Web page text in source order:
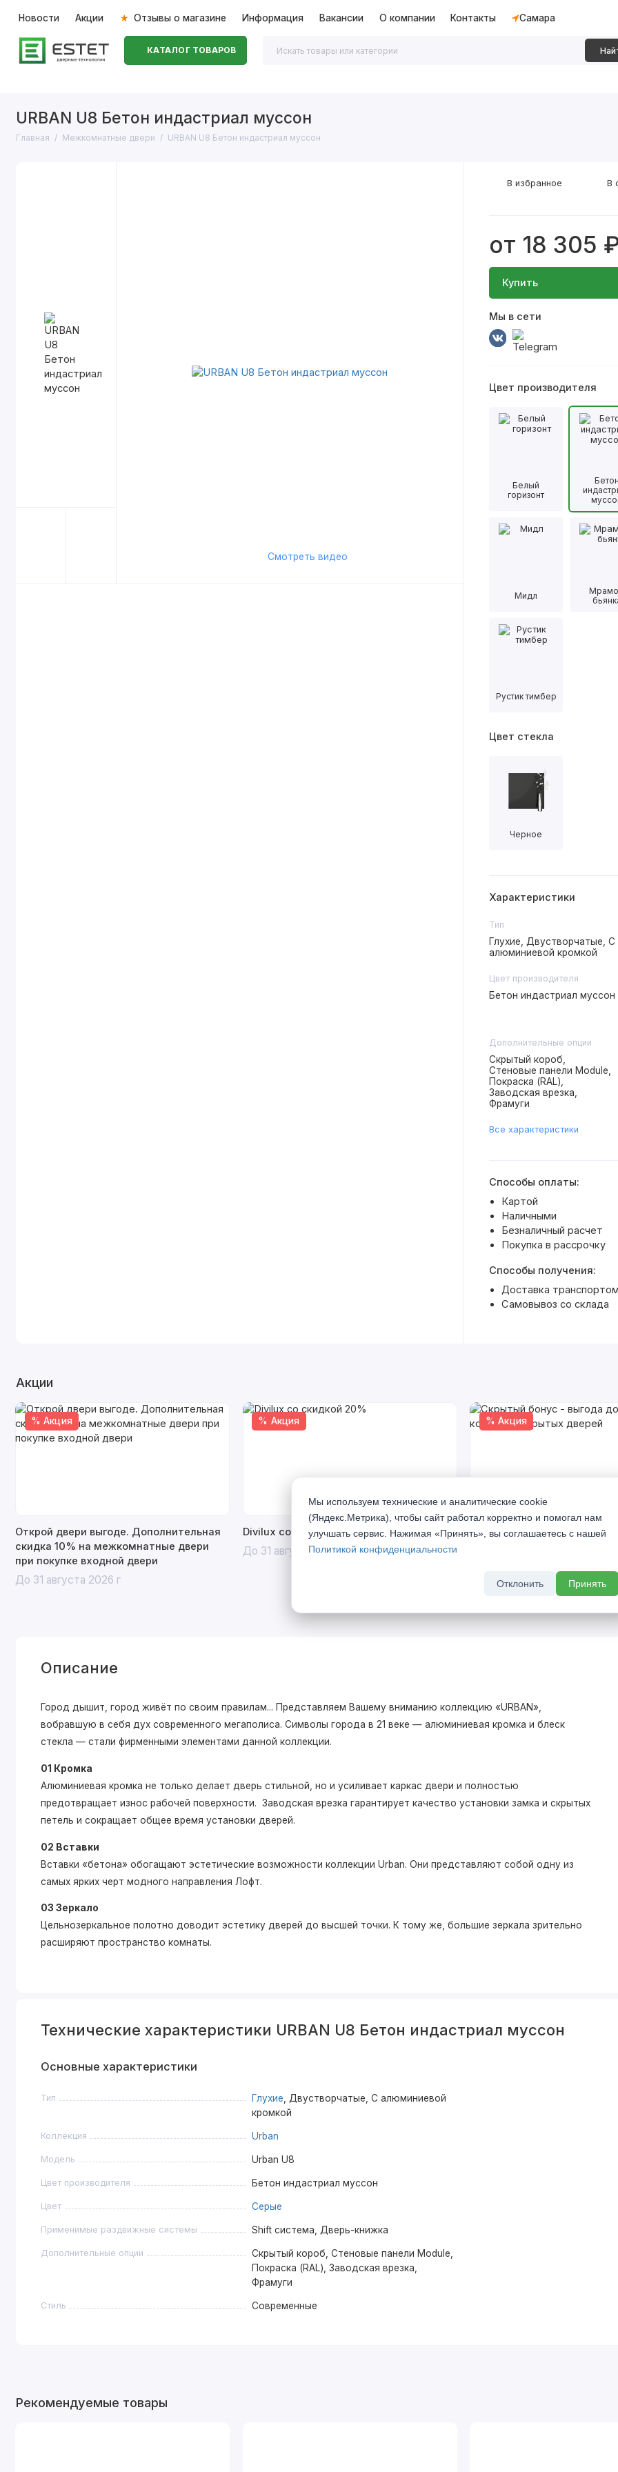
Новости Акции Отзывы о магазине Информация Вакансии О компании Контакты Самара
КАТАЛОГ ТОВАРОВ
URBAN U8 Бетон индастриал муссон
Главная Межкомнатные двери URBAN U8 Бетон индастриал муссон
Смотреть видео
от 18 305
Купить
Мы в сети
В избранное В
Цвет производителя
Белый
горизонт
Бетон
Мидл
Рустик тимбер
Цвет стекла
Черное
Характеристики
Тип
Глухие, Двустворчатые, С
алюминиевой кромкой
Цвет производителя
Бетон индастриал муссон
Дополнительные опции
Скрытый короб,
Стеновые панели Module,
Покраска (RAL),
Заводская врезка,
Фрамуги
Все характеристики
Способы оплаты:
Картой
Наличными
Безналичный расчет
Покупка в рассрочку
Способы получения:
Доставка
Самовывоз со склада
Акции
% Акция
Открой двери выгоде. Дополнительная
скидка 10% на межкомнатные двери
при покупке входной двери
До 31 августа 2026 г
% Акция
Divilux со скидкой 20%
До 31 августа 2026 г
% Акция
Скрытый бонус - выгода до
Описание
Город дышит, город живёт по своим правилам... Представляем Вашему вниманию коллекцию «URBAN»,
вобравшую в себя дух современного мегаполиса. Символы города в 21 веке — алюминиевая кромка и блеск
стекла — стали фирменными элементами данной коллекции.
01 Кромка
Алюминиевая кромка не только делает дверь стильной, но и усиливает каркас двери и полностью
предотвращает износ рабочей поверхности. Заводская врезка гарантирует качество установки замка и скрытых
петель и сокращает общее время установки дверей.
02 Вставки
Вставки «бетона» обогащают эстетические возможности коллекции Urban. Они представляют собой одну из
самых ярких черт модного направления Лофт.
03 Зеркало
Цельнозеркальное полотно доводит эстетику дверей до высшей точки. К тому же, большие зеркала зрительно
расширяют пространство комнаты.
Технические характеристики URBAN U8 Бетон индастриал муссон
Основные характеристики
Тип Глухие , Двустворчатые, С алюминиевой
кромкой
Коллекция Urban
Модель Urban U8
Цвет производителя Бетон индастриал муссон
Цвет Серые
Применимые раздвижные системы Shift система, Дверь-книжка
Дополнительные опции
Скрытый короб, Стеновые панели Module,
Покраска (RAL), Заводская врезка,
Фрамуги
Стиль Современные
Рекомендуемые товары
Мы используем технические и аналитические cookie
(Яндекс.Метрика), чтобы сайт работал корректно и помогал нам
улучшать сервис. Нажимая «Принять», вы соглашаетесь с нашей
Политикой конфиденциальности
Отклонить Принять